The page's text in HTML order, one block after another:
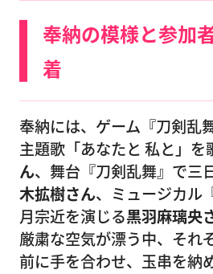
奉納の模様と参加
着
奉納には、ゲーム『刀剣乱
主題歌「あなたと 私と」を
ん、舞台『刀剣乱舞』で三
木拡樹さん、ミュージカル
月宗近を演じる黒羽麻璃央
厳粛な空気が漂う中、それ
前に手を合わせ、玉串を納